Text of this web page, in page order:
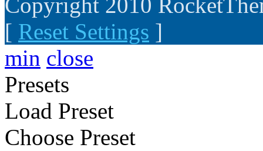
Copyright 2010
[ Reset Settings ]
min close
Presets
Load Preset
Choose Preset